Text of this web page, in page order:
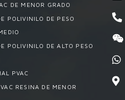
DE MENOR GRADO
POLIVINILO DE PESO
POLIVINILO DE ALTO PESO
PVAC
RESINA DE MENOR